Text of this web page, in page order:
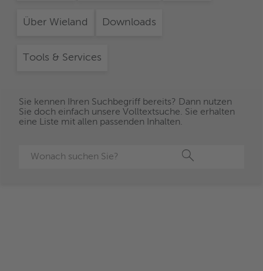
Über Wieland Downloads
Tools & Services
Sie kennen Ihren Suchbegriff bereits? Dann nutzen
Sie doch einfach unsere Volltextsuche. Sie erhalten
eine Liste mit allen passenden Inhalten.